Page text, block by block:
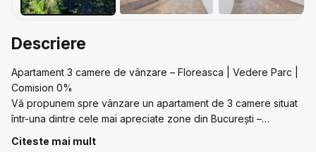
Descriere
Apartament 3 camere de vânzare – Floreasca | Vedere Parc |
Comision 0%
Vă propunem spre vânzare un apartament de 3 camere situat
într-una dintre cele mai apreciate zone din București –
Floreasca, lângă Parcul Floreasca.
Citeste mai mult